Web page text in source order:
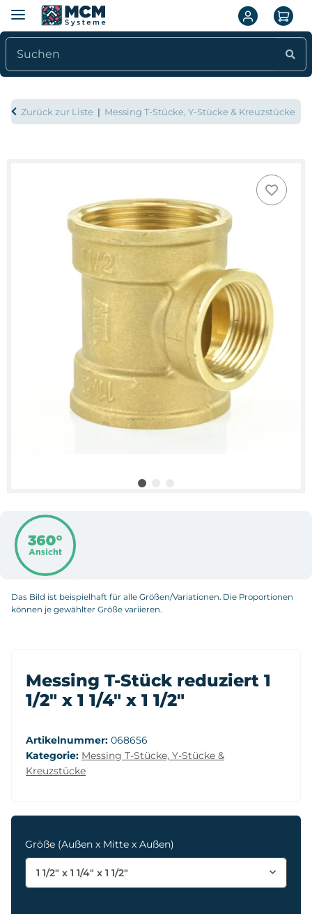
Zurück zur Liste Messing T-Stücke, Y-Stücke & Kreuzstücke
Das Bild ist beispielhaft für alle Größen/Variationen. Die Proportionen
können je gewählter Größe variieren.
Messing T-Stück reduziert 1
1/2" x 1 1/4" x 1 1/2"
Artikelnummer: 068656
Kategorie: Messing T-Stücke, Y-Stücke &
Kreuzstücke
Größe (Außen x Mitte x Außen)
1 1/2" x 1 1/4" x 1 1/2"